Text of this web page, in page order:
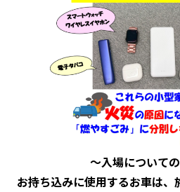
～入場について
お持ち込みに使用するお車は